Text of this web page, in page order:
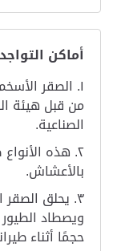
أماكن
الصقر
من قبل هيئة
الصناعية.
هذه
بالأعشاش.
يحلق
ويصطاد
حجمًا أثناء